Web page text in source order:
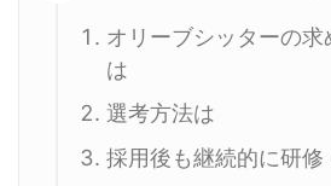
オリーブシッターの求
は
選考方法は
採用後も継続的に研修